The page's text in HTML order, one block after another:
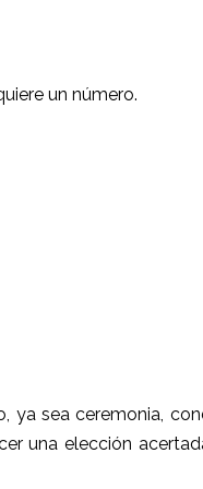
un número.
sea ceremonia,
una elección